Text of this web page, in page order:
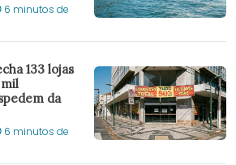
6 minutos de
133 lojas
mil
da
6 minutos de